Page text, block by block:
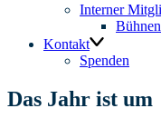
Interner
Kontakt
Spenden
Das Jahr ist um